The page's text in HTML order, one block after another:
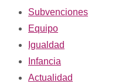
Subvenciones
Equipo
Igualdad
Infancia
Actualidad